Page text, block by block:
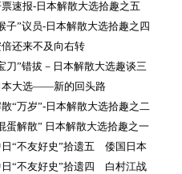
速报-日本解散大选拾趣之五
子”议员-日本解散大选拾趣之四
还来不及向右转
刀”错拔－日本解散大选趣谈三
本大选——新的回头路
“万岁”-日本解散大选拾趣之二
蛋解散” 日本解散大选拾趣之一
日“不友好史”拾遗五 倭国日本
日“不友好史”拾遗四 白村江战